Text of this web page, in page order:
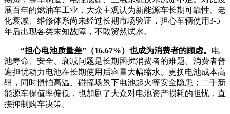
展百年的燃油车工业，大众主观认为新能源车长期可靠性、老
化衰减、维修体系尚未经过长期市场验证，担心车辆使用3-5
年后出现各类未知故障，不敢贸然试水。
“担心电池质量差”（16.67%）也成为消费者的顾虑。 电
池寿命、安全、衰减问题是长期困扰消费者的难题。消费者普
遍担忧动力电池在长期使用后容量大幅缩水、更换电池成本高
昂，同时惧怕高温、碰撞场景下电池起火等安全隐患；二手新
能源车保值率偏低，也加剧了大众对电池资产损耗的担忧，直
接抑制购车决策。